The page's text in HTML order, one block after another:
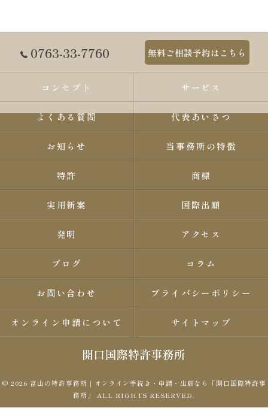
0763-33-7760 無料ご相談予約はこちら
コンセプト サービス
よくある質問 代表あいさつ
お知らせ 当事務所の特徴
特許 商標
実用新案 国際出願
発明 アクセス
ブログ コラム
お問い合わせ プライバシーポリシー
オンライン申請について サイトマップ
© 2026 富山の特許事務所｜オンライン手続き・申請・出願なら「開口国際特許事
務所」 ALL RIGHTS RESERVED.